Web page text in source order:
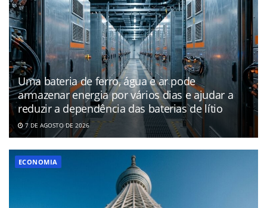
Uma bateria de ferro, água e ar pode
armazenar energia por vários dias e ajudar a
reduzir a dependência das baterias de lítio
7 DE AGOSTO DE 2026
ECONOMIA